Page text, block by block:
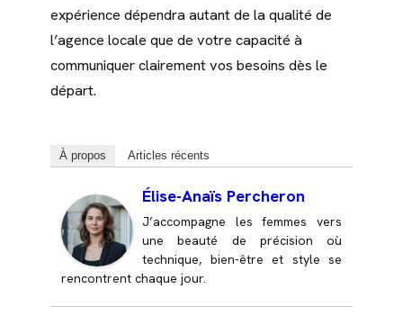
expérience dépendra autant de la qualité de
l’agence locale que de votre capacité à
communiquer clairement vos besoins dès le
départ.
À propos Articles récents
Élise-Anaïs Percheron
J’accompagne les femmes vers
une beauté de précision où
technique, bien-être et style se
rencontrent chaque jour.